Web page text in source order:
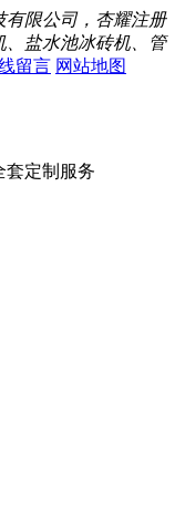
有限公司，杏耀注册
、盐水池冰砖机、管
留言 网站地图
套定制服务